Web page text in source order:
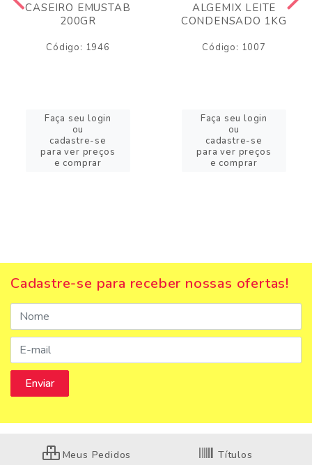
CASEIRO EMUSTAB
200GR
Código: 1946
Faça seu login
ou
cadastre-se
para ver preços
e comprar
ALGEMIX LEITE
CONDENSADO 1KG
Código: 1007
Faça seu login
ou
cadastre-se
para ver preços
e comprar
Cadastre-se para receber nossas ofertas!
Meus Pedidos Títulos